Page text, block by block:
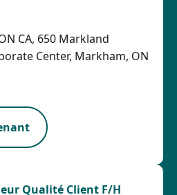
CA, 650 Markland
Center, Markham, ON
Qualité Client F/H